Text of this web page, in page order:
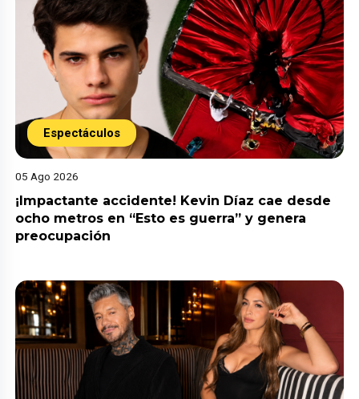
Espectáculos
05 Ago 2026
¡Impactante accidente! Kevin Díaz cae desde
ocho metros en “Esto es guerra” y genera
preocupación